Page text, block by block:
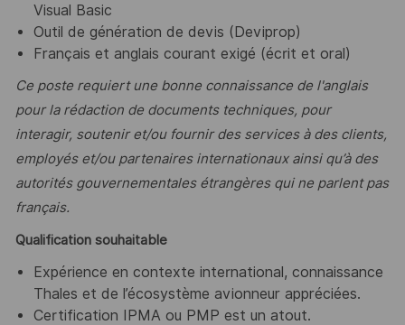
Visual Basic
Outil de génération de devis (Deviprop)
Français et anglais courant exigé (écrit et oral)
Ce poste requiert une bonne connaissance de l'anglais
pour la rédaction de documents techniques, pour
interagir, soutenir et/ou fournir des services à des clients,
employés et/ou partenaires internationaux ainsi qu’à des
autorités gouvernementales étrangères qui ne parlent pas
français.
Qualification souhaitable
Expérience en contexte international, connaissance
Thales et de l’écosystème avionneur appréciées.
Certification IPMA ou PMP est un atout.